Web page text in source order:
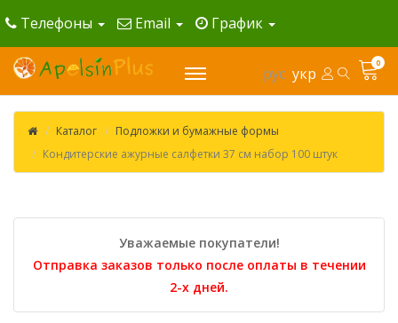
Телефоны Email График
рус укр
0
Каталог
Подложки и бумажные формы
Кондитерские ажурные салфетки 37 см набор 100 штук
Уважаемые покупатели!
Отправка заказов только после оплаты в течении
2-х дней.